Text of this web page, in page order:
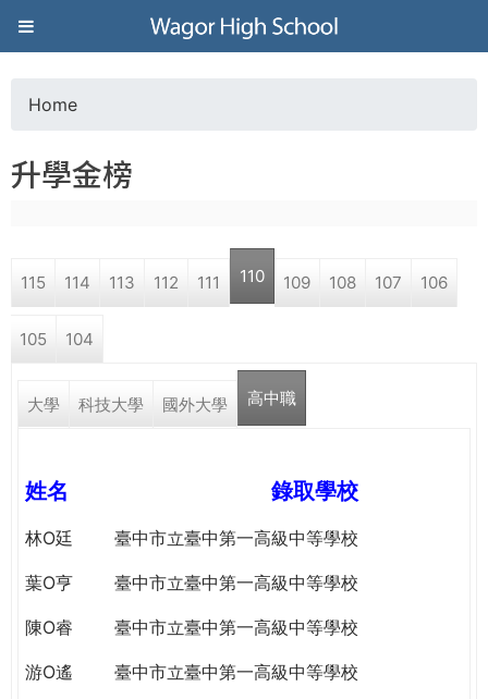
Jump to navigation
葳
格
高
學
o
a
r
e
e
e
Home
升學金榜
115 114 113 112 111 110 109 108 107 106
105 104
大學 科技大學 國外大學 高中職
姓名 錄取學校
林O廷 臺中市立臺中第一高級中等學校
葉O亨 臺中市立臺中第一高級中等學校
陳O睿 臺中市立臺中第一高級中等學校
游O遙 臺中市立臺中第一高級中等學校